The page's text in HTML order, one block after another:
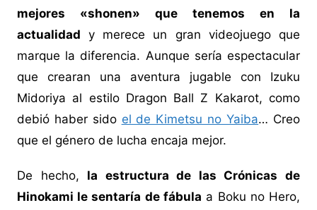
mejores «shonen» que tenemos en la
actualidad y merece un gran videojuego que
marque la diferencia. Aunque sería espectacular
que crearan una aventura jugable con Izuku
Midoriya al estilo Dragon Ball Z Kakarot, como
debió haber sido el de Kimetsu no Yaiba… Creo
que el género de lucha encaja mejor.
De hecho, la estructura de las Crónicas de
Hinokami le sentaría de fábula a Boku no Hero,